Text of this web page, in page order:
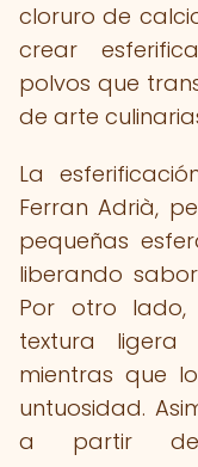
cloruro de
crear
polvos que
de arte
La
Ferran Adrià,
pequeñas
liberando
Por otro
textura
mientras que
untuosidad.
a partir de